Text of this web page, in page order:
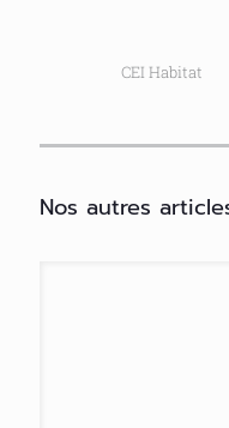
CEI Habitat
Nos autres